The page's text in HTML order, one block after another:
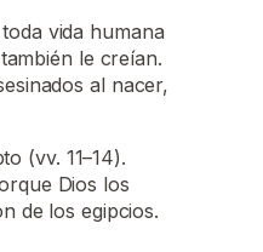
vida humana
le creían.
al nacer,
(vv. 11–14).
Dios los
de los egipcios.